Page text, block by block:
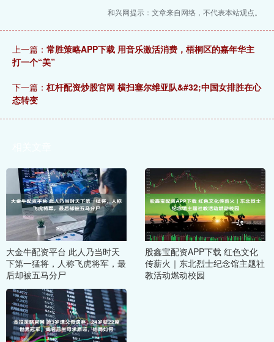
和兴网提示：文章来自网络，不代表本站观点。
上一篇： 常胜策略APP下载 用音乐激活消费，梧桐区的嘉年华主
打一个“美”
下一篇： 杠杆配资炒股官网 横扫塞尔维亚队&#32;中国女排胜在心
态转变
大金牛配资平台 此人乃当时天
下第一猛将，人称飞虎将军，最
后却被五马分尸
股鑫宝配资APP下载 红色文化
传薪火｜东北烈士纪念馆主题社
教活动燃动校园